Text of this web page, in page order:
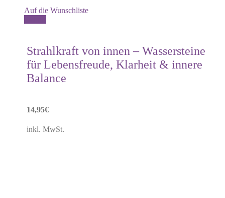
Auf die Wunschliste
Strahlkraft von innen – Wassersteine
für Lebensfreude, Klarheit & innere
Balance
14,95€
inkl. MwSt.